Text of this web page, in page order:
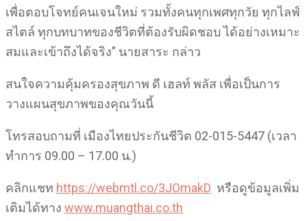
เพื่อตอบโจทย์คนเจนใหม่ รวมทั้งคนทุกเพศทุกวัย ทุกไลฟ์
สไตล์ ทุกบทบาทของชีวิตที่ต้องรับผิดชอบ ได้อย่างเหมาะ
สมและเข้าถึงได้จริง” นายสาระ กล่าว
สนใจความคุ้มครองสุขภาพ ดี เฮลท์ พลัส เพื่อเป็นการ
วางแผนสุขภาพของคุณวันนี้
โทรสอบถามที่ เมืองไทยประกันชีวิต 02-015-5447 (เวลา
ทำการ 09.00 – 17.00 น.)
คลิกแชท https://webmtl.co/3JOmakD หรือดูข้อมูลเพิ่ม
เติมได้ทาง www.muangthai.co.th